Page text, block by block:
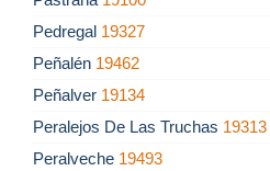
Pedregal 19327
Peñalén 19462
Peñalver 19134
Peralejos De Las Truchas 19313
Peralveche 19493